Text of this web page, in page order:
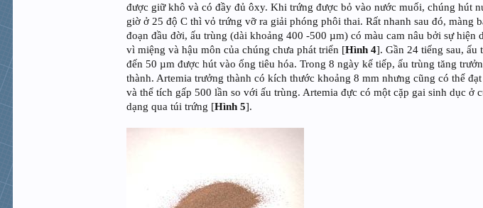
được giữ khô và có đầy đủ ôxy. Khi trứng được bỏ vào nước muối, chúng hút
giờ ở 25 độ C thì vỏ trứng vỡ ra giải phóng phôi thai. Rất nhanh sau đó,
đoạn đầu đời, ấu trùng (dài khoảng 400 -500 µm) có màu cam nâu bởi sự
vì miệng và hậu môn của chúng chưa phát triển [Hình 4]. Gần 24 tiếng sau, ấu
đến 50 µm được hút vào ống tiêu hóa. Trong 8 ngày kế tiếp, ấu trùng tăng
thành. Artemia trưởng thành có kích thước khoảng 8 mm nhưng cũng có thể
và thể tích gấp 500 lần so với ấu trùng. Artemia đực có một cặp gai sinh dục ở
dạng qua túi trứng [Hình 5].